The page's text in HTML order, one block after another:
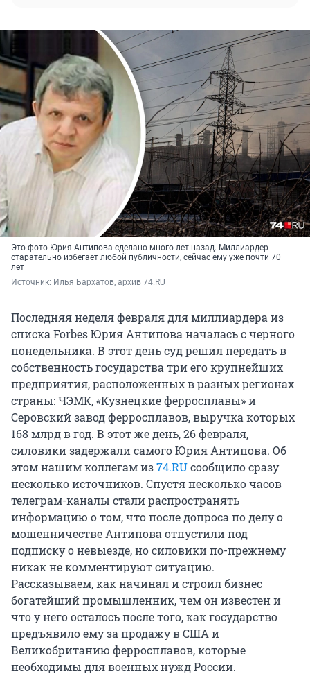
Это фото Юрия Антипова сделано много лет назад. Миллиардер
старательно избегает любой публичности, сейчас ему уже почти 70
лет
Источник: Илья Бархатов, архив 74.RU
Последняя неделя февраля для миллиардера из
списка Forbes Юрия Антипова началась с черного
понедельника. В этот день суд решил передать в
собственность государства три его крупнейших
предприятия, расположенных в разных регионах
страны: ЧЭМК, «Кузнецкие ферросплавы» и
Серовский завод ферросплавов, выручка которых
168 млрд в год. В этот же день, 26 февраля,
силовики задержали самого Юрия Антипова. Об
этом нашим коллегам из74.RUсообщило сразу
несколько источников. Спустя несколько часов
телеграм-каналы стали распространять
информацию о том, что после допроса по делу о
мошенничестве Антипова отпустили под
подписку о невыезде, но силовики по-прежнему
никак не комментируют ситуацию.
Рассказываем, как начинал и строил бизнес
богатейший промышленник, чем он известен и
что у него осталось после того, как государство
предъявило ему за продажу в США и
Великобританию ферросплавов, которые
необходимы для военных нужд России.